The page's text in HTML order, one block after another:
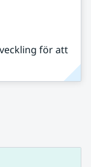
för att